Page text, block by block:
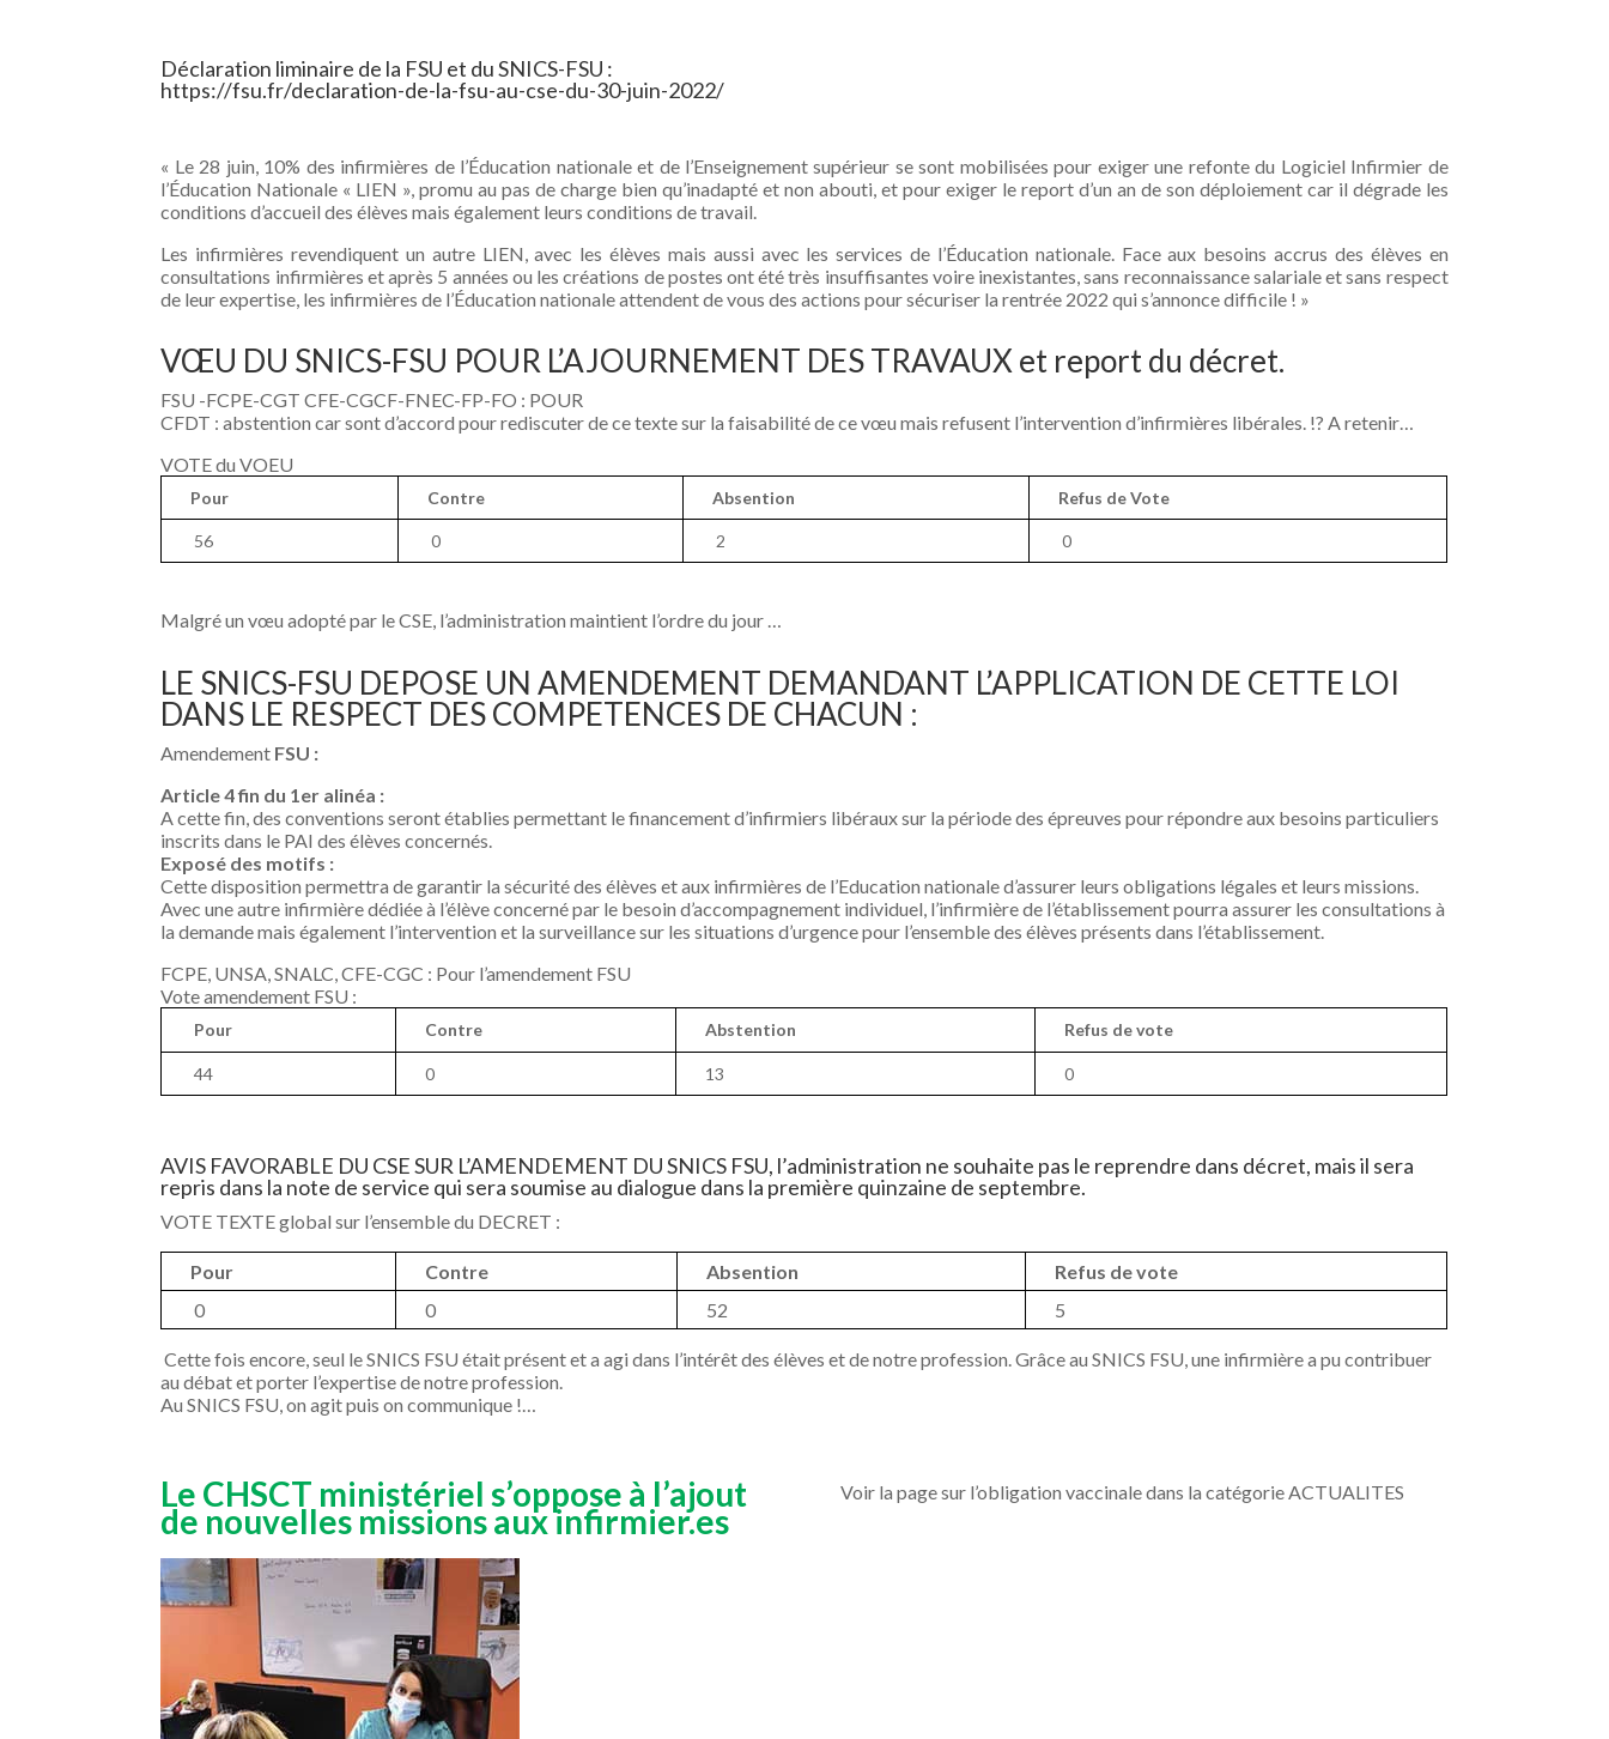
Déclaration liminaire de la FSU et du SNICS-FSU :
https://fsu.fr/declaration-de-la-fsu-au-cse-du-30-juin-2022/
« Le 28 juin, 10% des infirmières de l’Éducation nationale et de l’Enseignement supérieur se sont mobilisées pour exiger une refonte du Logiciel Infirmier de
l’Éducation Nationale « LIEN », promu au pas de charge bien qu’inadapté et non abouti, et pour exiger le report d’un an de son déploiement car il dégrade les
conditions d’accueil des élèves mais également leurs conditions de travail.
Les infirmières revendiquent un autre LIEN, avec les élèves mais aussi avec les services de l’Éducation nationale. Face aux besoins accrus des élèves en
consultations infirmières et après 5 années ou les créations de postes ont été très insuffisantes voire inexistantes, sans reconnaissance salariale et sans respect
de leur expertise, les infirmières de l’Éducation nationale attendent de vous des actions pour sécuriser la rentrée 2022 qui s’annonce difficile ! »
VŒU DU SNICS-FSU POUR L’AJOURNEMENT DES TRAVAUX et report du décret.
FSU -FCPE-CGT CFE-CGCF-FNEC-FP-FO : POUR
CFDT : abstention car sont d’accord pour rediscuter de ce texte sur la faisabilité de ce vœu mais refusent l’intervention d’infirmières libérales. !? A retenir…
VOTE du VOEU
Pour Contre Absention Refus de Vote
56 0 2 0
Malgré un vœu adopté par le CSE, l’administration maintient l’ordre du jour …
LE SNICS-FSU DEPOSE UN AMENDEMENT DEMANDANT L’APPLICATION DE CETTE LOI
DANS LE RESPECT DES COMPETENCES DE CHACUN :
Amendement FSU :
Article 4 fin du 1er alinéa :
A cette fin, des conventions seront établies permettant le financement d’infirmiers libéraux sur la période des épreuves pour répondre aux besoins particuliers
inscrits dans le PAI des élèves concernés.
Exposé des motifs :
Cette disposition permettra de garantir la sécurité des élèves et aux infirmières de l’Education nationale d’assurer leurs obligations légales et leurs missions.
Avec une autre infirmière dédiée à l’élève concerné par le besoin d’accompagnement individuel, l’infirmière de l’établissement pourra assurer les consultations à
la demande mais également l’intervention et la surveillance sur les situations d’urgence pour l’ensemble des élèves présents dans l’établissement.
FCPE, UNSA, SNALC, CFE-CGC : Pour l’amendement FSU
Vote amendement FSU :
Pour Contre Abstention Refus de vote
44 0 13 0
AVIS FAVORABLE DU CSE SUR L’AMENDEMENT DU SNICS FSU, l’administration ne souhaite pas le reprendre dans décret, mais il sera
repris dans la note de service qui sera soumise au dialogue dans la première quinzaine de septembre.
VOTE TEXTE global sur l’ensemble du DECRET :
Pour Contre Absention
Refus de vote
0
0 52 5
Cette fois encore, seul le SNICS FSU était présent et a agi dans l’intérêt des élèves et de notre profession. Grâce au SNICS FSU, une infirmière a pu contribuer
au débat et porter l’expertise de notre profession.
Au SNICS FSU, on agit puis on communique !…
Le CHSCT ministériel s’oppose à l’ajout
de nouvelles missions aux infirmier.es
Voir la page sur l’obligation vaccinale dans la catégorie ACTUALITES